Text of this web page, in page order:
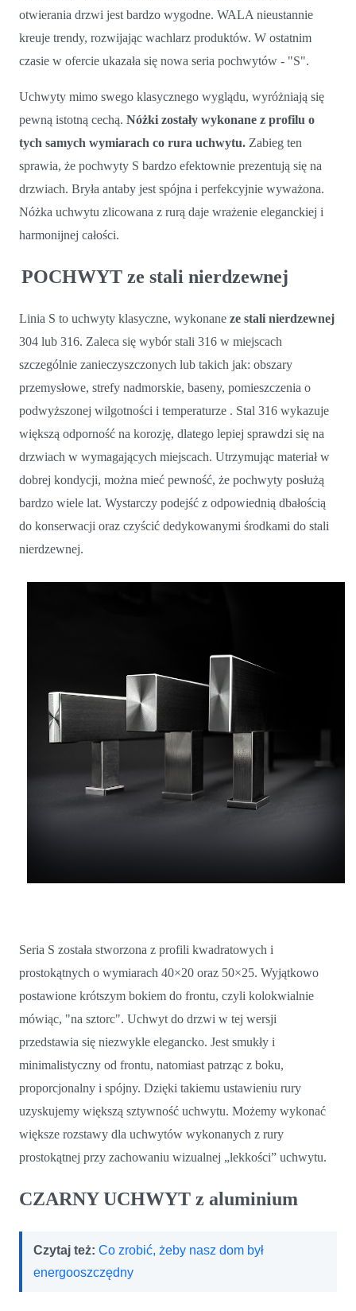
otwierania drzwi jest bardzo wygodne. WALA nieustannie
kreuje trendy, rozwijając wachlarz produktów. W ostatnim
czasie w ofercie ukazała się nowa seria pochwytów - "S".
Uchwyty mimo swego klasycznego wyglądu, wyróżniają się
pewną istotną cechą. Nóżki zostały wykonane z profilu o
tych samych wymiarach co rura uchwytu. Zabieg ten
sprawia, że pochwyty S bardzo efektownie prezentują się na
drzwiach. Bryła antaby jest spójna i perfekcyjnie wyważona.
Nóżka uchwytu zlicowana z rurą daje wrażenie eleganckiej i
harmonijnej całości.
POCHWYT ze stali nierdzewnej
Linia S to uchwyty klasyczne, wykonane ze stali nierdzewnej
304 lub 316. Zaleca się wybór stali 316 w miejscach
szczególnie zanieczyszczonych lub takich jak: obszary
przemysłowe, strefy nadmorskie, baseny, pomieszczenia o
podwyższonej wilgotności i temperaturze . Stal 316 wykazuje
większą odporność na korozję, dlatego lepiej sprawdzi się na
drzwiach w wymagających miejscach. Utrzymując materiał w
dobrej kondycji, można mieć pewność, że pochwyty posłużą
bardzo wiele lat. Wystarczy podejść z odpowiednią dbałością
do konserwacji oraz czyścić dedykowanymi środkami do stali
nierdzewnej.
Seria S została stworzona z profili kwadratowych i
prostokątnych o wymiarach 40×20 oraz 50×25. Wyjątkowo
postawione krótszym bokiem do frontu, czyli kolokwialnie
mówiąc, "na sztorc". Uchwyt do drzwi w tej wersji
przedstawia się niezwykle elegancko. Jest smukły i
minimalistyczny od frontu, natomiast patrząc z boku,
proporcjonalny i spójny. Dzięki takiemu ustawieniu rury
uzyskujemy większą sztywność uchwytu. Możemy wykonać
większe rozstawy dla uchwytów wykonanych z rury
prostokątnej przy zachowaniu wizualnej „lekkości” uchwytu.
CZARNY UCHWYT z aluminium
Czytaj też: Co zrobić, żeby nasz dom był
energooszczędny